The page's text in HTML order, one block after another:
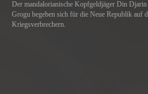
Der mandalorianische Kopfgeldjäger Din
Grogu begeben sich für die Neue Republik auf
Kriegsverbrechern.